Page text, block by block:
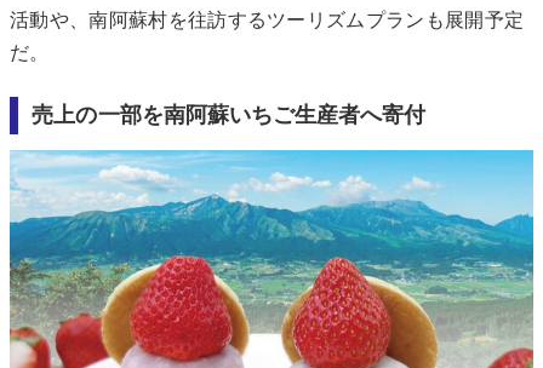
活動や、南阿蘇村を往訪するツーリズムプランも展開予定
だ。
売上の一部を南阿蘇いちご生産者へ寄付